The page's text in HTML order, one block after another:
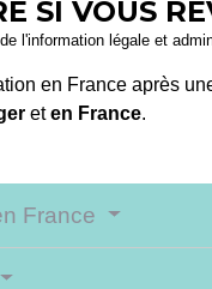
SI VOUS
l'information légale et
en France après
eten France.
France